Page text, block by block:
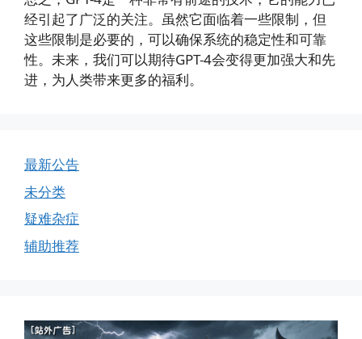
经引起了广泛的关注。虽然它面临着一些限制，但
这些限制是必要的，可以确保系统的稳定性和可靠
性。未来，我们可以期待GPT-4会变得更加强大和先
进，为人类带来更多的福利。
最新公告
未分类
疑难杂症
辅助推荐